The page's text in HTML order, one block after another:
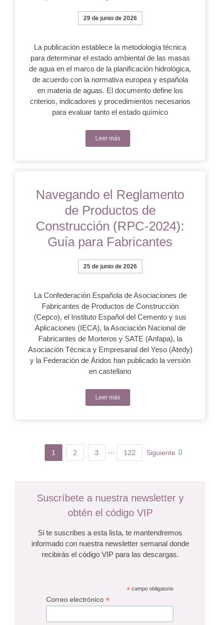
29 de junio de 2026
La publicación establece la metodología técnica
para determinar el estado ambiental de las masas
de agua en el marco de la planificación hidrológica,
de acuerdo con la normativa europea y española
en materia de aguas. El documento define los
criterios, indicadores y procedimientos necesarios
para evaluar tanto el estado químico
Leer más
Navegando el Reglamento
de Productos de
Construcción (RPC-2024):
Guía para Fabricantes
25 de junio de 2026
La Confederación Española de Asociaciones de
Fabricantes de Productos de Construcción
(Cepco), el Instituto Español del Cemento y sus
Aplicaciones (IECA), la Asociación Nacional de
Fabricantes de Morteros y SATE (Anfapa), la
Asociación Técnica y Empresarial del Yeso (Atedy)
y la Federación de Áridos han publicado la versión
en castellano
Leer más
1 2 3 ··· 122 Siguiente
Suscríbete a nuestra newsletter y
obtén el código VIP
Si te suscribes a esta lista, te mantendremos
informado con nuestra newsletter semanal donde
recibirás el código VIP para las descargas.
* campo obligatorio
Correo electrónico*